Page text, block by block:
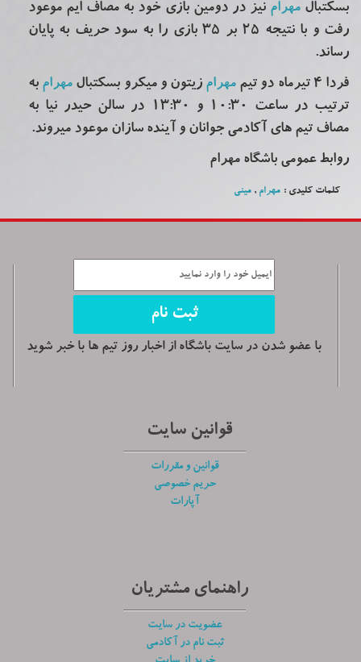
بسکتبالمهرامنیز در دومین بازی خود به مصاف ایم موعود
رفت و با نتیجه 25 بر 35 بازی را به سود حریف به پایان
رساند.
فردا 4 تیرماه دو تیم
مهرامزیتون و میکرو بسکتبال مهرام به
ترتیب در ساعت 10:30 و 13:30 در سالن حیدر نیا به
مصاف تیم های آکادمی جوانان و آینده سازان موعود میروند.
روابط عمومی باشگاه مهرام
کلمات کلیدی : مهرام , مینی
با عضو شدن در سایت باشگاه از اخبار روز تیم ها با خبر شوید
قوانین سایت
قوانین و مقررات
حریم خصوصی
آپارات
راهنمای مشتریان
عضویت در سایت
ثبت نام در آکادمی